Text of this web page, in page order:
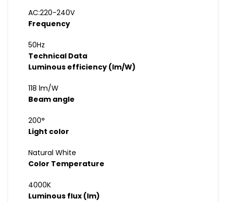
AC:220-240V
Frequency
50Hz
Technical Data
Luminous efficiency (lm/W)
118 lm/W
Beam angle
200°
Light color
Natural White
Color Temperature
4000K
Luminous flux (lm)